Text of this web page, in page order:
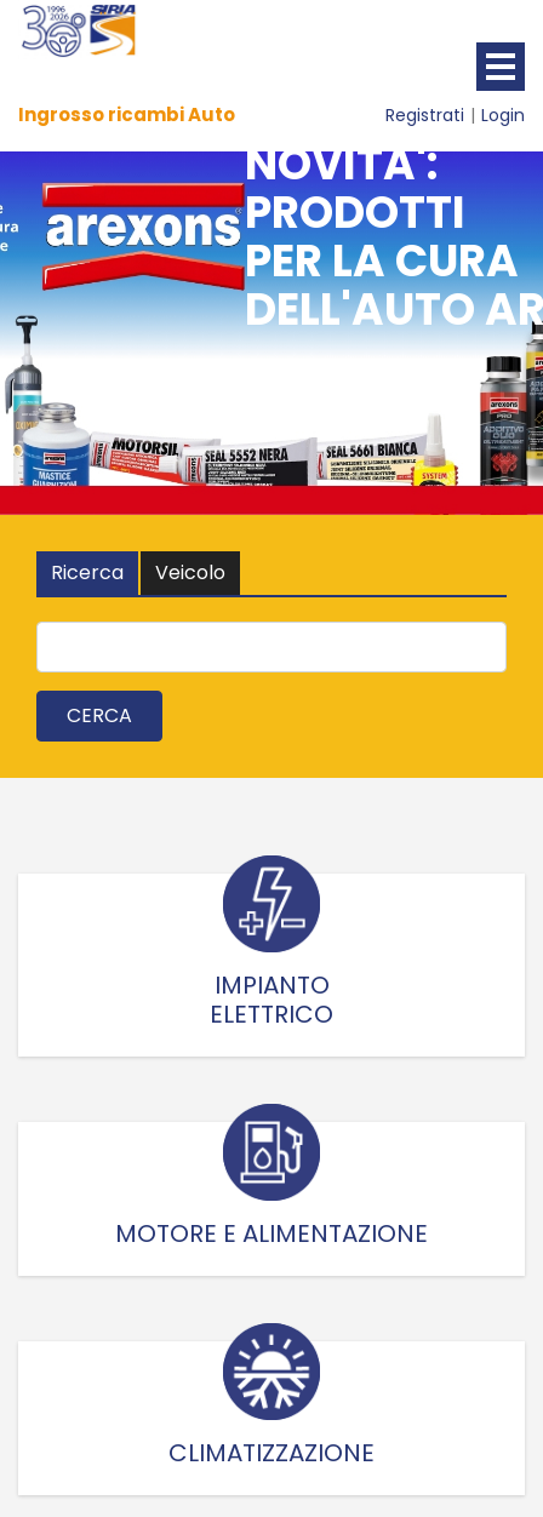
Ingrosso ricambi Auto Registrati Login
NOVITA':
PRODOTTI
PER LA CURA
DELL'AUTO
Previous Next
Ricerca Veicolo
IMPIANTO
ELETTRICO
MOTORE E ALIMENTAZIONE
CLIMATIZZAZIONE